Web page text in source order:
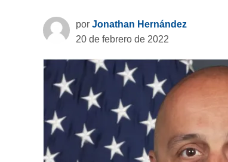
por Jonathan Hernández
20 de febrero de 2022